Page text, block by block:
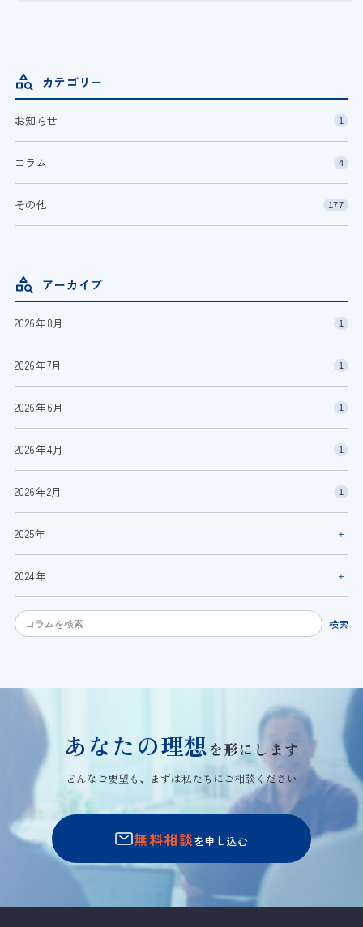
カテゴリー
お知らせ 1
コラム 4
その他 177
アーカイブ
2026年8月 1
2026年7月 1
2026年6月 1
2026年4月 1
2026年2月 1
2025年
2024年
検索
あなたの理想を形にします
どんなご要望も、まずは私たちにご相談ください
無料相談を申し込む